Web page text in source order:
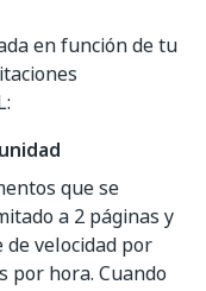
en función de tu
que se
a 2 páginas y
velocidad por
por hora. Cuando